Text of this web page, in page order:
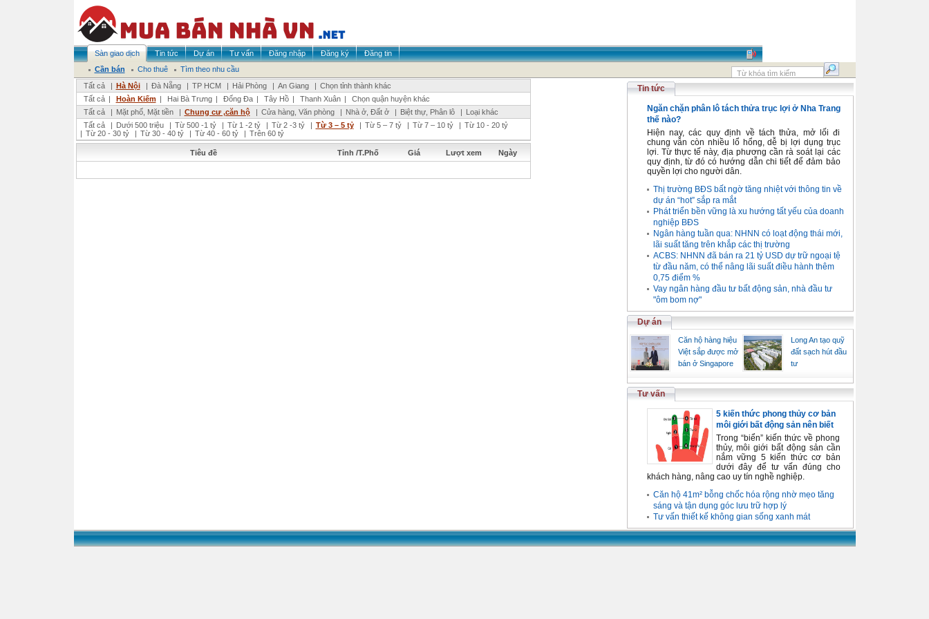
Sàn giao dịch Tin tức Dự án Tư vấn Đăng nhập Đăng ký
Đăng tin
Cần bán
Cho thuê
Tìm theo nhu cầu
Tất cả
| Hà Nội | Đà Nẵng | TP HCM | Hải Phòng | An Giang | Chọn tỉnh thành khác
Tất cả | Hoàn Kiếm | Hai Bà Trưng | Đống Đa | Tây Hồ | Thanh Xuân |
Chọn quận huyện khác
Tất cả
| Mặt phố, Mặt tiền | Chung cư ,căn hộ | Cửa hàng, Văn phòng | Nhà ở, Đất ở | Biệt thự, Phân lô | Loại khác
Tất cả
| Dưới 500 triệu | Từ 500 -1 tỷ | Từ 1 -2 tỷ | Từ 2 -3 tỷ | Từ 3 – 5 tỷ | Từ 5 – 7 tỷ | Từ 7 – 10 tỷ | Từ 10 - 20 tỷ
| Từ 20 - 30 tỷ | Từ 30 - 40 tỷ | Từ 40 - 60 tỷ | Trên 60 tỷ
Tiêu đề Tỉnh /T.Phố Giá Lượt xem Ngày
Tin tức
Ngăn chặn phân lô tách thửa trục lợi ở Nha Trang
thế nào?
Hiện nay, các quy định về tách thửa, mở lối đi
chung vẫn còn nhiều lổ hổng, dễ bị lợi dụng trục
lợi. Từ thực tế này, địa phương cần rà soát lại các
quy định, từ đó có hướng dẫn chi tiết để đảm bảo
quyền lợi cho người dân.
Thị trường BĐS bất ngờ tăng nhiệt với thông tin về
dự án “hot” sắp ra mắt
Phát triển bền vững là xu hướng tất yếu của doanh
nghiệp BĐS
Ngân hàng tuần qua: NHNN có loạt động thái mới,
lãi suất tăng trên khắp các thị trường
ACBS: NHNN đã bán ra 21 tỷ USD dự trữ ngoại tệ
từ đầu năm, có thể nâng lãi suất điều hành thêm
0,75 điểm %
Vay ngân hàng đầu tư bất động sản, nhà đầu tư
"ôm bom nợ"
Dự án
Căn hộ hàng hiệu
Việt sắp được mở
bán ở Singapore
Long An tạo quỹ
đất sạch hút đầu
tư
Tư vấn
5 kiến thức phong thủy cơ bản
môi giới bất động sản nên biết
Trong “biển” kiến thức về phong
thủy, môi giới bất động sản cần
nắm vững 5 kiến thức cơ bản
dưới đây để tư vấn đúng cho
khách hàng, nâng cao uy tín nghề nghiệp.
Căn hộ 41m² bỗng chốc hóa rộng nhờ mẹo tăng
sáng và tận dụng góc lưu trữ hợp lý
Tư vấn thiết kế không gian sống xanh mát